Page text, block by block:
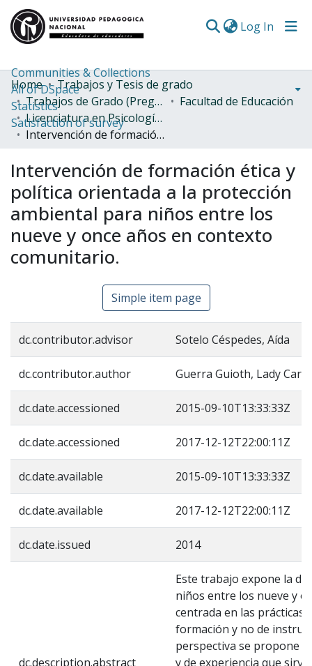
Log In
Communities & Collections
All of DSpace
Statistics
Satisfaction of survey
Home
Trabajos y Tesis de grado
Trabajos de Grado (Pregrado)
Facultad de Educación
Licenciatura en Psicología y Pedagogía
Intervención de formación ética y política orientada a la protección ambiental para niños entre los nueve y once años en contexto comunitario.
Intervención de formación ética y
política orientada a la protección
ambiental para niños entre los
nueve y once años en contexto
comunitario.
Simple item page
dc.contributor.advisor Sotelo Céspedes, Aída
dc.contributor.author Guerra Guioth, Lady
dc.date.accessioned 2015-09-10T13:33:33Z
dc.date.accessioned 2017-12-12T22:00:11Z
dc.date.available 2015-09-10T13:33:33Z
dc.date.available 2017-12-12T22:00:11Z
dc.date.issued 2014
dc.description.abstract
Este trabajo expone la
niños entre los nueve y
centrada en las prácticas
formación y no de
perspectiva se propone
y de experiencia que